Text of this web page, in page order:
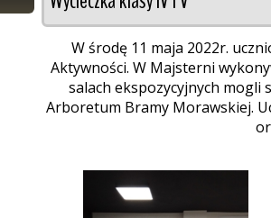
W środę 11 maja 2022r.
Aktywności. W Majsterni
salach ekspozycyjnych mogli
Arboretum Bramy Morawskiej.